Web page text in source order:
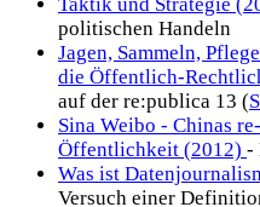
Taktik und Strategie
politischen Handeln
Jagen, Sammeln,
die Öffentlich-
auf der re:publica 13 (
Sina Weibo - Chinas
Öffentlichkeit (2012) -
Was ist
Versuch einer